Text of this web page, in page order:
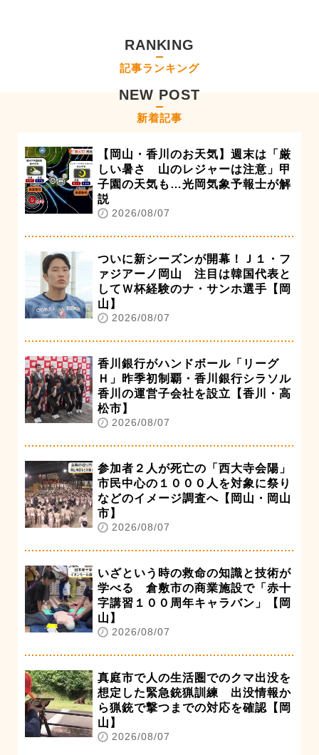
RANKING
記事ランキング
NEW POST
新着記事
【岡山・香川のお天気】週末は「厳
しい暑さ 山のレジャーは注意」甲
子園の天気も…光岡気象予報士が解
説
2026/08/07
ついに新シーズンが開幕！Ｊ１・フ
ァジアーノ岡山 注目は韓国代表と
してＷ杯経験のナ・サンホ選手【岡
山】
2026/08/07
香川銀行がハンドボール「リーグ
Ｈ」昨季初制覇・香川銀行シラソル
香川の運営子会社を設立【香川・高
松市】
2026/08/07
参加者２人が死亡の「西大寺会陽」
市民中心の１０００人を対象に祭り
などのイメージ調査へ【岡山・岡山
市】
2026/08/07
いざという時の救命の知識と技術が
学べる 倉敷市の商業施設で「赤十
字講習１００周年キャラバン」【岡
山】
2026/08/07
真庭市で人の生活圏でのクマ出没を
想定した緊急銃猟訓練 出没情報か
ら猟銃で撃つまでの対応を確認【岡
山】
2026/08/07